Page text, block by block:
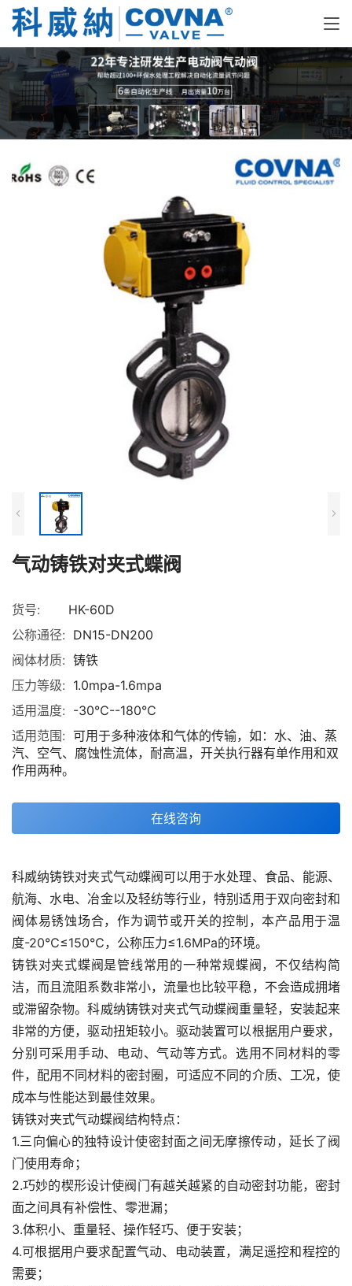
气动铸铁对夹式蝶阀
货号:
HK-60D
公称通径: DN15-DN200
阀体材质: 铸铁
压力等级: 1.0mpa-1.6mpa
适用温度: -30℃--180℃
适用范围: 可用于多种液体和气体的传输，如：水、油、蒸
汽、空气、腐蚀性流体，耐高温，开关执行器有单作用和双
作用两种。
在线咨询
科威纳铸铁对夹式气动蝶阀可以用于水处理、食品、能源、
航海、水电、冶金以及轻纺等行业，特别适用于双向密封和
阀体易锈蚀场合，作为调节或开关的控制，本产品用于温
度-20℃≤150℃，公称压力≤1.6MPa的环境。
铸铁对夹式蝶阀是管线常用的一种常规蝶阀，不仅结构简
洁，而且流阻系数非常小，流量也比较平稳，不会造成拥堵
或滞留杂物。科威纳铸铁对夹式气动蝶阀重量轻，安装起来
非常的方便，驱动扭矩较小。驱动装置可以根据用户要求，
分别可采用手动、电动、气动等方式。选用不同材料的零
件，配用不同材料的密封圈，可适应不同的介质、工况，使
成本与性能达到最佳效果。
铸铁对夹式气动蝶阀结构特点：
1.三向偏心的独特设计使密封面之间无摩擦传动，延长了阀
门使用寿命；
2.巧妙的楔形设计使阀门有越关越紧的自动密封功能，密封
面之间具有补偿性、零泄漏；
3.体积小、重量轻、操作轻巧、便于安装；
4.可根据用户要求配置气动、电动装置，满足遥控和程控的
需要；